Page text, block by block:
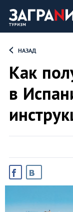
НАЗАД
Как
в